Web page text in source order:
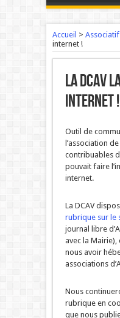
Accueil > Associatif
internet !
la DCAV
internet !
Outil de
l’association
contribuables
pouvait faire
internet.
La DCAV
rubrique sur le
journal libre
avec la
nous avoir
associations
Nous
rubrique en
que nous